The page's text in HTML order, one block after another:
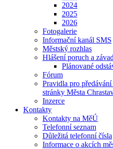
2024
2025
2026
Fotogalerie
Informační kanál SMS
Městský rozhlas
Hlášení poruch a závad
Plánované
Fórum
Pravidla pro
stránky Města
Inzerce
Kontakty
Kontakty na MěÚ
Telefonní seznam
Důležitá telefonní čísla
Informace o akcích